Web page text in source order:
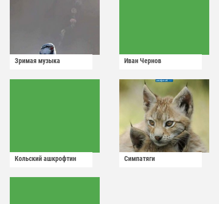
Зримая музыка Иван Чернов
Кольский ашкрофтин Симпатяги